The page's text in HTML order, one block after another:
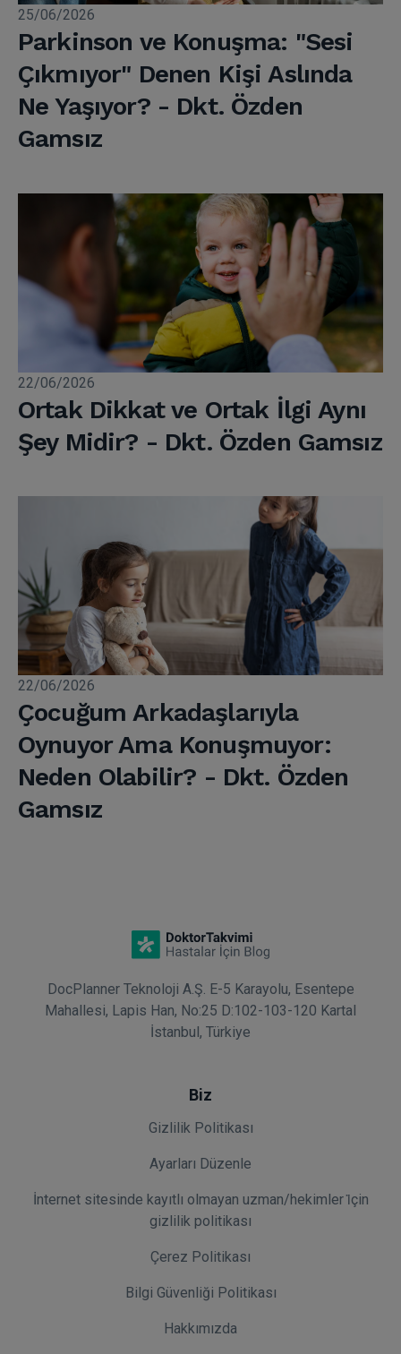
25/06/2026
Parkinson ve Konuşma: "Sesi
Çıkmıyor" Denen Kişi Aslında
Ne Yaşıyor? - Dkt. Özden
Gamsız
22/06/2026
Ortak Dikkat ve Ortak İlgi Aynı
Şey Midir? - Dkt. Özden Gamsız
22/06/2026
Çocuğum Arkadaşlarıyla
Oynuyor Ama Konuşmuyor:
Neden Olabilir? - Dkt. Özden
Gamsız
DocPlanner Teknoloji A.Ş. E-5 Karayolu, Esentepe
Mahallesi, Lapis Han, No:25 D:102-103-120 Kartal
İstanbul, Türkiye
Biz
Gizlilik Politikası
Ayarları Düzenle
İnternet sitesinde kayıtlı olmayan uzman/hekimler i̇çin
gizlilik politikası
Çerez Politikası
Bilgi Güvenliği Politikası
Hakkımızda